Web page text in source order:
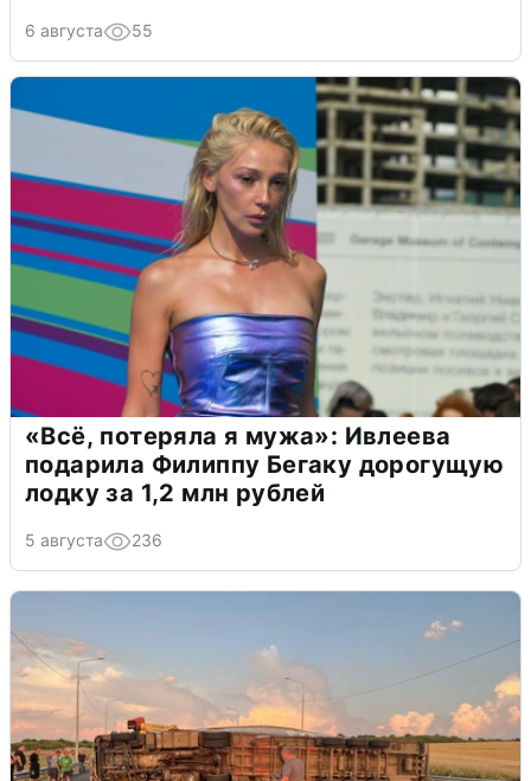
6 августа 55
«Всё, потеряла я мужа»: Ивлеева
подарила Филиппу Бегаку дорогущую
лодку за 1,2 млн рублей
5 августа 236